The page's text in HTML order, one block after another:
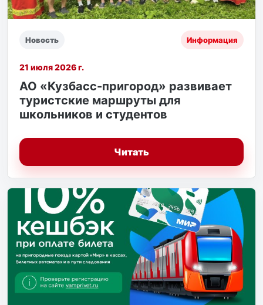
Новость Информация
21 июля 2026 г.
АО «Кузбасс-пригород» развивает
туристские маршруты для
школьников и студентов
Читать